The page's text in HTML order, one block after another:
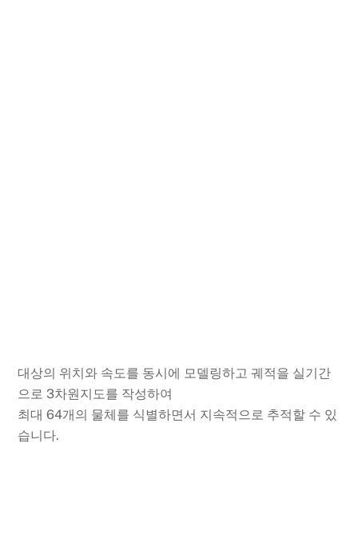
대상의 위치와 속도를 동시에 모델링하고 궤적을 실기간
으로 3차원지도를 작성하여
최대 64개의 물체를 식별하면서 지속적으로 추적할 수 있
습니다.